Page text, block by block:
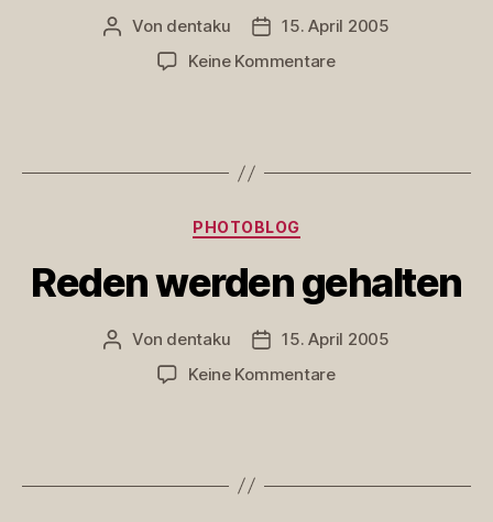
Beitragsautor
Von dentaku Veröffentlichungsdatum
15. April 2005
Keine Kommentarezu
Kategorien
PHOTOBLOG
Reden werden gehalten
Beitragsautor
Von dentaku Veröffentlichungsdatum
15. April 2005
Keine Kommentarezu